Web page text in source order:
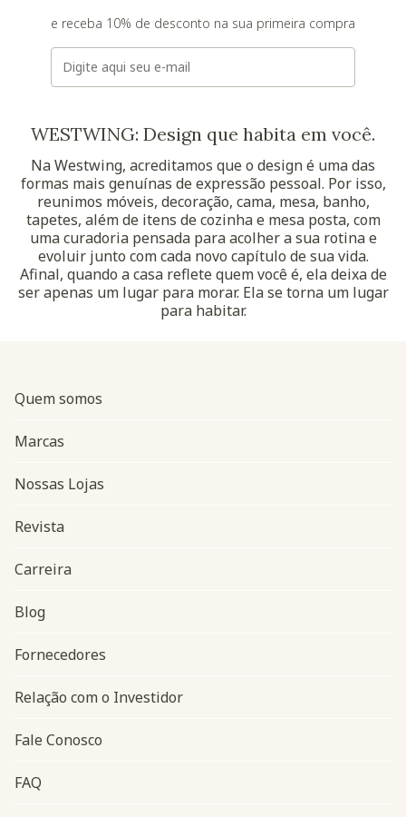
e receba 10% de desconto na sua primeira compra
E-mail
WESTWING: Design que habita em você.
Na Westwing, acreditamos que o design é uma das
formas mais genuínas de expressão pessoal. Por isso,
reunimos móveis, decoração, cama, mesa, banho,
tapetes, além de itens de cozinha e mesa posta, com
uma curadoria pensada para acolher a sua rotina e
evoluir junto com cada novo capítulo de sua vida.
Afinal, quando a casa reflete quem você é, ela deixa de
ser apenas um lugar para morar. Ela se torna um lugar
para habitar.
Navegação do rodapé
Quem somos
Marcas
Nossas Lojas
Revista
Carreira
Blog
Fornecedores
Relação com o Investidor
Fale Conosco
FAQ